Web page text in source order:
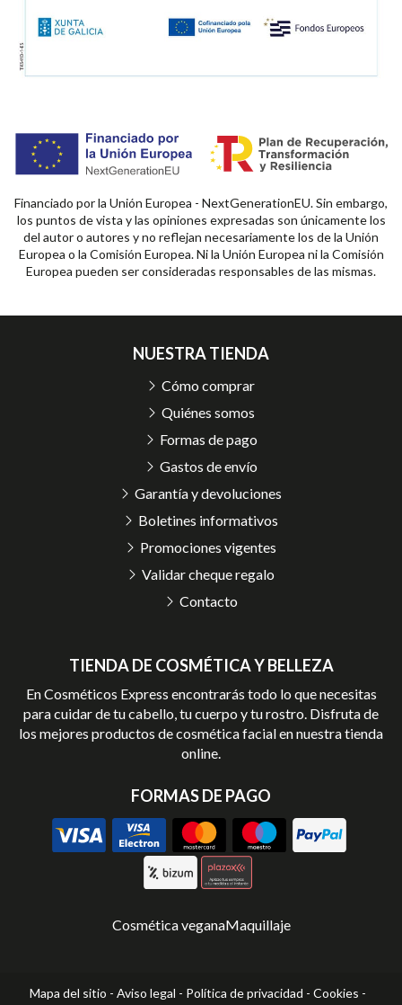
Financiado por la Unión Europea - NextGenerationEU. Sin embargo,
los puntos de vista y las opiniones expresadas son únicamente los
del autor o autores y no reflejan necesariamente los de la Unión
Europea o la Comisión Europea. Ni la Unión Europea ni la Comisión
Europea pueden ser consideradas responsables de las mismas.
TIENDA DE COSMÉTICA Y BELLEZA
En Cosméticos Express encontrarás todo lo que necesitas
para cuidar de tu cabello, tu cuerpo y tu rostro. Disfruta de
los mejores productos de cosmética facial en nuestra tienda
online.
FORMAS DE PAGO
NUESTRA TIENDA
Cómo comprar
Quiénes somos
Formas de pago
Gastos de envío
Garantía y devoluciones
Boletines informativos
Promociones vigentes
Validar cheque regalo
Contacto
Cosmética veganaMaquillaje
Mapa del sitio - Aviso legal - Política de privacidad - Cookies -